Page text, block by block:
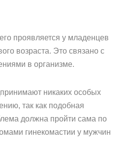
проявляется у младенцев
возраста. Это связано с
в организме.
никаких особых
так как подобная
должна пройти сама по
гинекомастии у мужчин